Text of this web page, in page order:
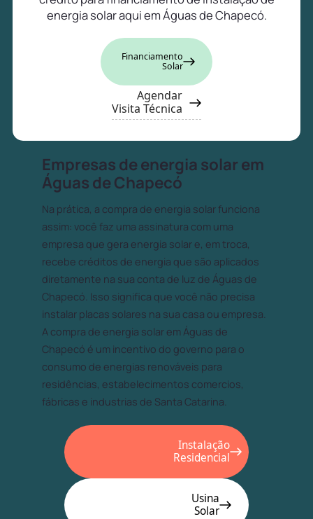
energia solar aqui em Águas de Chapecó.
Financiamento
Solar
Agendar
Visita Técnica
Empresas de energia solar em
Águas de Chapecó
Na prática, a compra de energia solar funciona
assim: você faz uma assinatura com uma
empresa que gera energia solar e, em troca,
recebe créditos de energia que são aplicados
diretamente na sua conta de luz de Águas de
Chapecó. Isso significa que você não precisa
instalar placas solares na sua casa ou empresa.
A compra de energia solar em Águas de
Chapecó é um incentivo do governo para o
consumo de energias renováveis para
residências, estabelecimentos comercios,
fábricas e industrias de Santa Catarina.
Instalação
Residencial
Usina
Solar